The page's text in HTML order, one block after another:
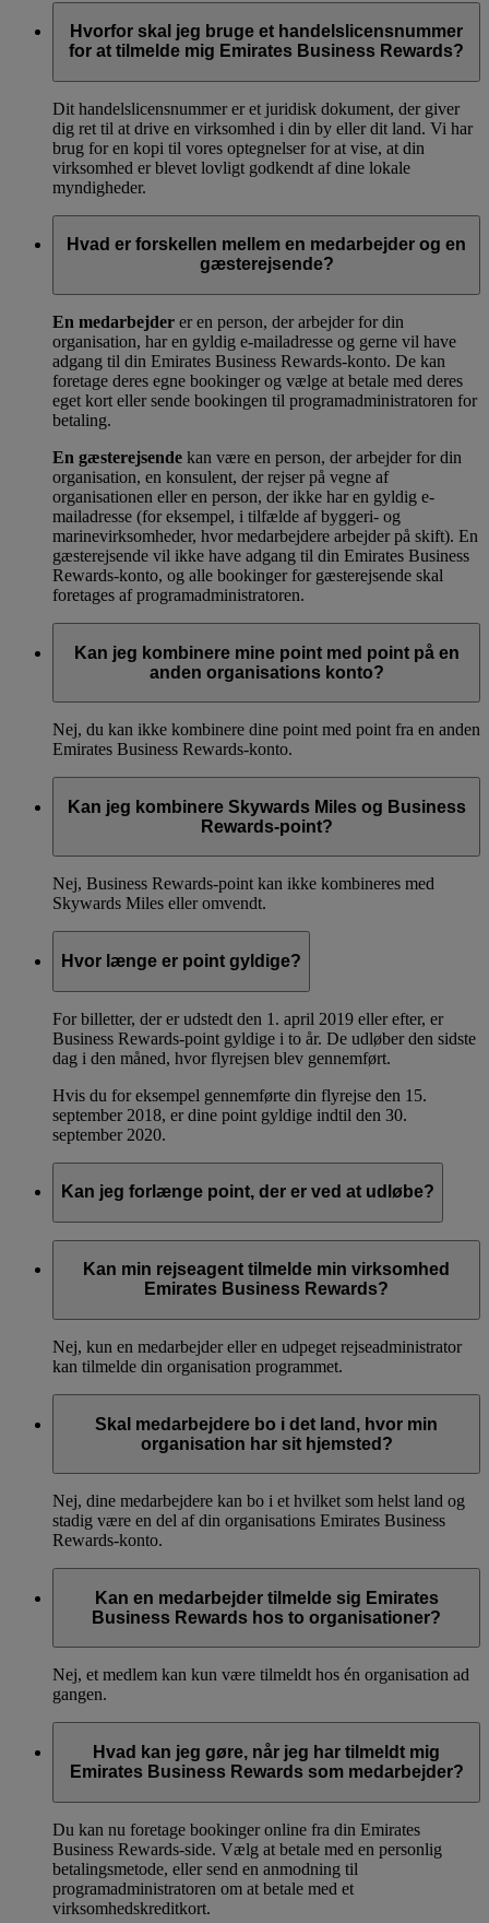
Hvorfor skal jeg bruge et handelslicensnummer
for at tilmelde mig Emirates Business Rewards?
Dit handelslicensnummer er et juridisk dokument, der giver
dig ret til at drive en virksomhed i din by eller dit land. Vi har
brug for en kopi til vores optegnelser for at vise, at din
virksomhed er blevet lovligt godkendt af dine lokale
myndigheder.
Hvad er forskellen mellem en medarbejder og en
gæsterejsende?
En medarbejder er en person, der arbejder for din
organisation, har en gyldig e-mailadresse og gerne vil have
adgang til din Emirates Business Rewards-konto. De kan
foretage deres egne bookinger og vælge at betale med deres
eget kort eller sende bookingen til programadministratoren for
betaling.
En gæsterejsende kan være en person, der arbejder for din
organisation, en konsulent, der rejser på vegne af
organisationen eller en person, der ikke har en gyldig e-
mailadresse (for eksempel, i tilfælde af byggeri- og
marinevirksomheder, hvor medarbejdere arbejder på skift). En
gæsterejsende vil ikke have adgang til din Emirates Business
Rewards-konto, og alle bookinger for gæsterejsende skal
foretages af programadministratoren.
Kan jeg kombinere mine point med point på en
anden organisations konto?
Nej, du kan ikke kombinere dine point med point fra en anden
Emirates Business Rewards-konto.
Kan jeg kombinere Skywards Miles og Business
Rewards-point?
Nej, Business Rewards-point kan ikke kombineres med
Skywards Miles eller omvendt.
Hvor længe er point gyldige?
For billetter, der er udstedt den 1. april 2019 eller efter, er
Business Rewards-point gyldige i to år. De udløber den sidste
dag i den måned, hvor flyrejsen blev gennemført.
Hvis du for eksempel gennemførte din flyrejse den 15.
september 2018, er dine point gyldige indtil den 30.
september 2020.
Kan jeg forlænge point, der er ved at udløbe?
point.Kan min rejseagent tilmelde min virksomhed
Emirates Business Rewards?
Nej, kun en medarbejder eller en udpeget rejseadministrator
kan tilmelde din organisation programmet.
Skal medarbejdere bo i det land, hvor min
organisation har sit hjemsted?
Nej, dine medarbejdere kan bo i et hvilket som helst land og
stadig være en del af din organisations Emirates Business
Rewards-konto.
Kan en medarbejder tilmelde sig Emirates
Business Rewards hos to organisationer?
Nej, et medlem kan kun være tilmeldt hos én organisation ad
gangen.
Hvad kan jeg gøre, når jeg har tilmeldt mig
Emirates Business Rewards som medarbejder?
Du kan nu foretage bookinger online fra din Emirates
Business Rewards-side. Vælg at betale med en personlig
betalingsmetode, eller send en anmodning til
programadministratoren om at betale med et
virksomhedskreditkort.